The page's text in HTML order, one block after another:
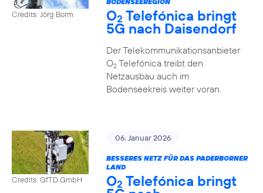
Credits: Jörg Borm O2 Telefónica bringt
5G nach Daisendorf
Der Telekommunikationsanbieter
O2Telefónica treibt den
Netzausbau auch im
Bodenseekreis weiter voran.
Credits: GfTD GmbH
06. Januar 2026
BESSERES NETZ FÜR DAS PADERBORNER
LAND
O2 Telefónica bringt